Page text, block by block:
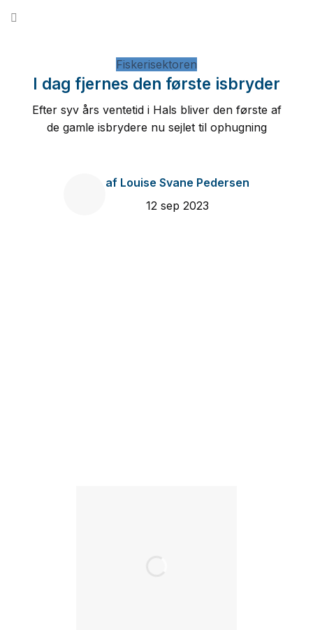
Fiskerisektoren
I dag fjernes den første isbryder
Efter syv års ventetid i Hals bliver den første af
de gamle isbrydere nu sejlet til ophugning
af Louise Svane Pedersen
12 sep 2023